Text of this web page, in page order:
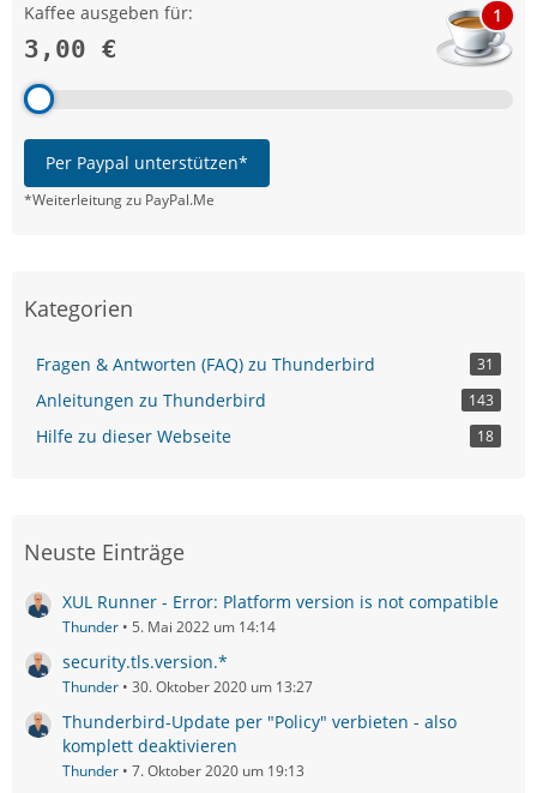
Kaffee ausgeben für:
3,00 €
1
Per Paypal unterstützen*
*Weiterleitung zu PayPal.Me
Kategorien
Fragen & Antworten (FAQ) zu Thunderbird 31
Anleitungen zu Thunderbird 143
Hilfe zu dieser Webseite 18
Neuste Einträge
XUL Runner - Error: Platform version is not compatible
Thunder 5. Mai 2022 um 14:14
security.tls.version.*
Thunder 30. Oktober 2020 um 13:27
Thunderbird-Update per "Policy" verbieten - also
komplett deaktivieren
Thunder 7. Oktober 2020 um 19:13